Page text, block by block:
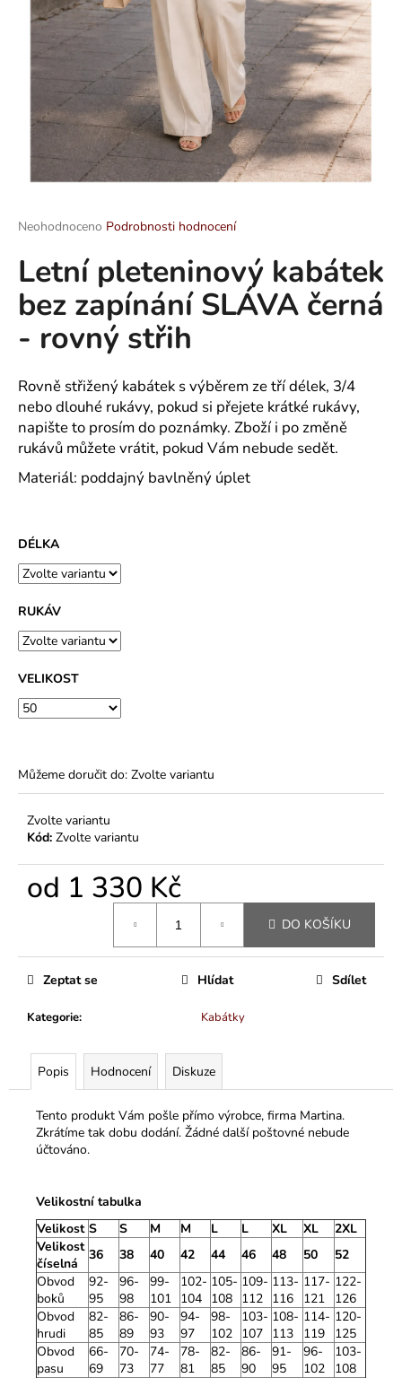
Průměrné
produktu
je
0,0
z
hvězdiček.
Neohodnoceno Podrobnosti hodnocení
Letní pleteninový kabátek
bez zapínání SLÁVA černá
- rovný střih
Rovně střižený kabátek s výběrem ze tří délek, 3/4
nebo dlouhé rukávy, pokud si přejete krátké rukávy,
napište to prosím do poznámky. Zboží i po změně
rukávů můžete vrátit, pokud Vám nebude sedět.
Materiál: poddajný bavlněný úplet
DÉLKA
RUKÁV
VELIKOST
Můžeme doručit do: Zvolte variantu
Zvolte variantu
Kód: Zvolte variantu
od 1 330 Kč
DO KOŠÍKU
Kategorie: Kabátky
Zeptat se Hlídat Sdílet
Popis Hodnocení Diskuze
Tento produkt Vám pošle přímo výrobce, firma Martina.
Zkrátíme tak dobu dodání. Žádné další poštovné nebude
účtováno.
Velikostní tabulka
Velikost S S M M L L XL XL
2XL
Velikost
číselná
36 38 40 42 44 46 48 50
52
Obvod
boků
92-
95
96-
98
99-
101
102-
104
105-
108
109-
112
113-
116
117-
121
122-
126
Obvod
hrudi
82-
85
86-
89
90-
93
94-
97
98-
102
103-
107
108-
113
114-
119
120-
125
Obvod
pasu
66-
69
70-
73
74-
77
78-
81
82-
85
86-
90
91-
95
96-
102
103-
108
D
o
o
u
č
u
j
m
ŠATY
ZORKA
KVALITNÍ
LEHKÝ
POLYESTEROVÝ
ÚPLET
VÍCE
1